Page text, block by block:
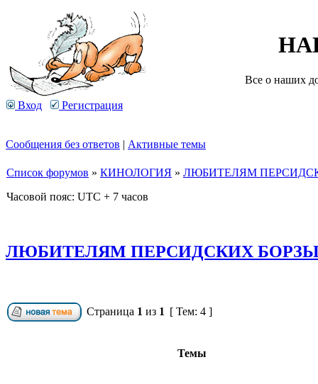
Все о наших
Вход Регистрация
Сообщения без ответов | Активные темы
Список форумов » КИНОЛОГИЯ » ЛЮБИТЕЛЯМ
Часовой пояс: UTC + 7 часов
ЛЮБИТЕЛЯМ ПЕРСИДСКИХ
Страница 1 из 1 [ Тем: 4 ]
Темы